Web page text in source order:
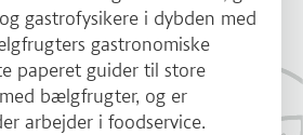
gastrofysikere i dybden med
gastronomiske
paperet guider til store
bælgfrugter, og er
arbejder i foodservice.